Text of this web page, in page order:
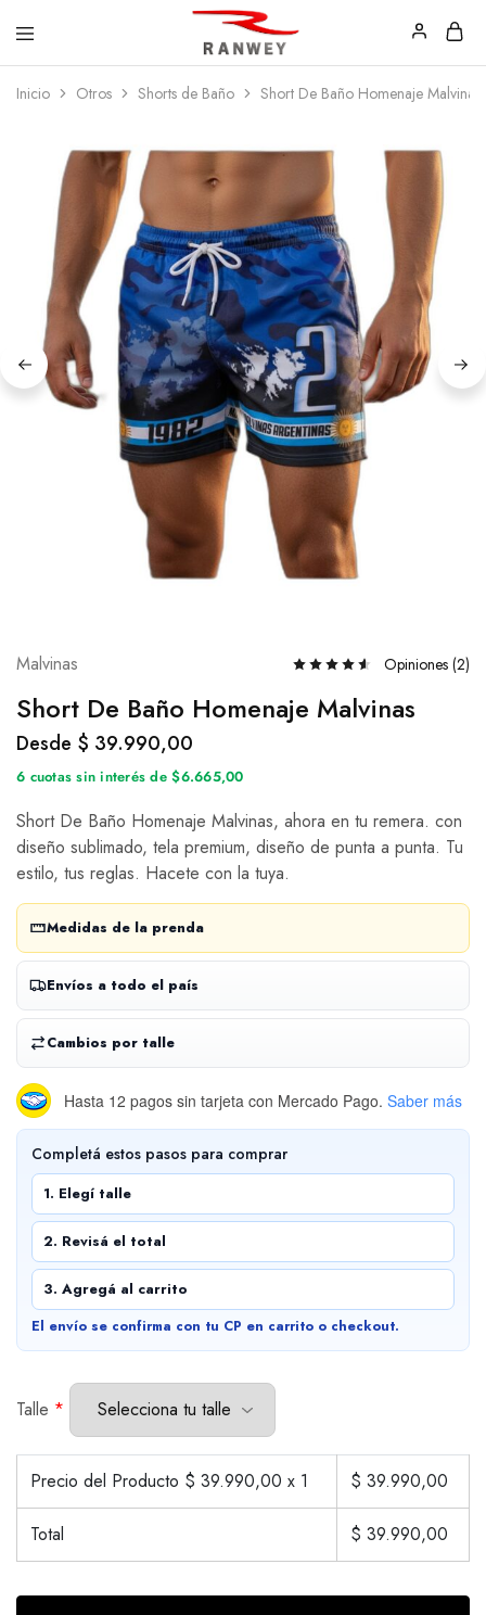
Ranwey
|
Tu
Diseño
Tu
Estilo,
—
Remeras,
Buzos
Calzas
Inicio Otros Shorts de Baño Short De Baño Homenaje Malvinas
Malvinas Opiniones (2)
Short De Baño Homenaje Malvinas
Desde $ 39.990,00
6 cuotas sin interés de $6.665,00
Short De Baño Homenaje Malvinas, ahora en tu remera. con
diseño sublimado, tela premium, diseño de punta a punta. Tu
estilo, tus reglas. Hacete con la tuya.
Medidas de la prenda
Envíos a todo el país
Cambios por talle
Hasta 12 pagos sin tarjeta con Mercado Pago. Saber más
Completá estos pasos para comprar
1. Elegí talle
2. Revisá el total
3. Agregá al carrito
El envío se confirma con tu CP en carrito o checkout.
Talle *
Precio del Producto $ 39.990,00 x 1 $ 39.990,00
Total $ 39.990,00